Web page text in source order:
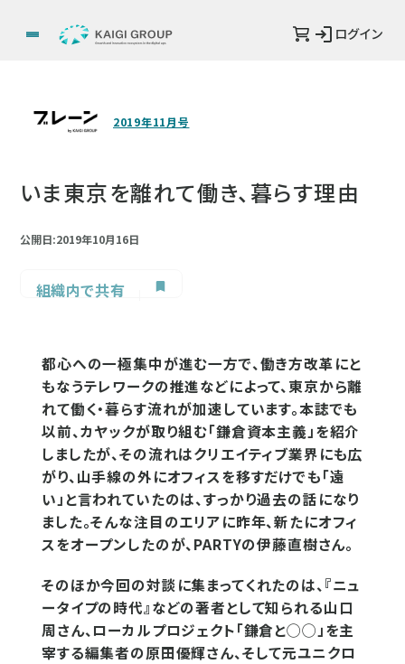
ログイン
2019年11月号
いま東京を離れて働き、暮らす理由
公開日:2019年10月16日
組織内で共有
都心への一極集中が進む一方で、働き方改革にと
もなうテレワークの推進などによって、東京から離
れて働く・暮らす流れが加速しています。本誌でも
以前、カヤックが取り組む「鎌倉資本主義」を紹介
しましたが、その流れはクリエイティブ業界にも広
がり、山手線の外にオフィスを移すだけでも「遠
い」と言われていたのは、すっかり過去の話になり
ました。そんな注目のエリアに昨年、新たにオフィ
スをオープンしたのが、PARTYの伊藤直樹さん。
そのほか今回の対談に集まってくれたのは、『ニュ
ータイプの時代』などの著者として知られる山口
周さん、ローカルプロジェクト「鎌倉と◯◯」を主
宰する編集者の原田優輝さん、そして元ユニクロ